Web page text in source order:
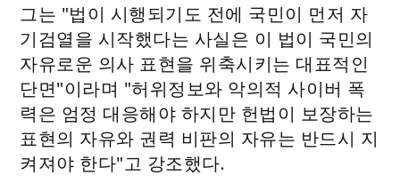
그는 "법이 시행되기도 전에 국민이 먼저 자
기검열을 시작했다는 사실은 이 법이 국민의
자유로운 의사 표현을 위축시키는 대표적인
단면"이라며 "허위정보와 악의적 사이버 폭
력은 엄정 대응해야 하지만 헌법이 보장하는
표현의 자유와 권력 비판의 자유는 반드시 지
켜져야 한다"고 강조했다.